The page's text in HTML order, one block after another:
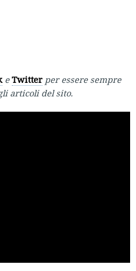
eTwitterper essere sempre
articoli del sito.